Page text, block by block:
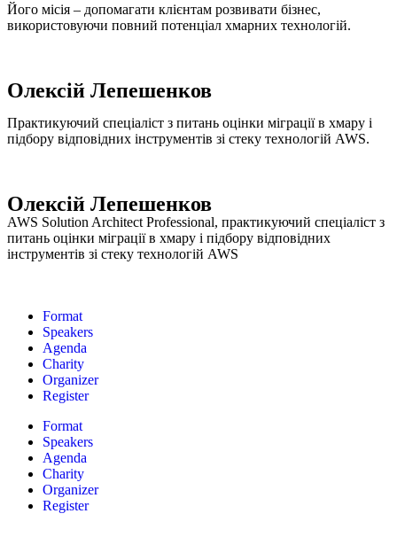
Його місія – допомагати клієнтам розвивати бізнес,
використовуючи повний потенціал хмарних технологій.
Олексій Лепешенков
Практикуючий спеціаліст з питань оцінки міграції в хмару і
підбору відповідних інструментів зі стеку технологій AWS.
Олексій Лепешенков
AWS Solution Architect Professional, практикуючий спеціаліст з
питань оцінки міграції в хмару і підбору відповідних
інструментів зі стеку технологій AWS
Format
Speakers
Agenda
Charity
Organizer
Register
Format
Speakers
Agenda
Charity
Organizer
Register